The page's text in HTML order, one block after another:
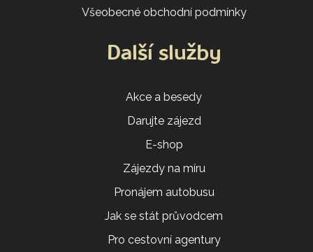
Všeobecné obchodní podmínky
Další služby
Akce a besedy
Darujte zájezd
E-shop
Zájezdy na míru
Pronájem autobusu
Jak se stát průvodcem
Pro cestovní agentury